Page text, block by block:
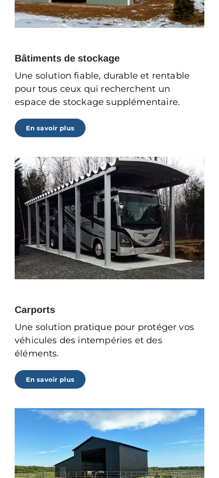
Bâtiments de stockage
Une solution fiable, durable et rentable
pour tous ceux qui recherchent un
espace de stockage supplémentaire.
En savoir plus
Carports
Une solution pratique pour protéger vos
véhicules des intempéries et des
éléments.
En savoir plus